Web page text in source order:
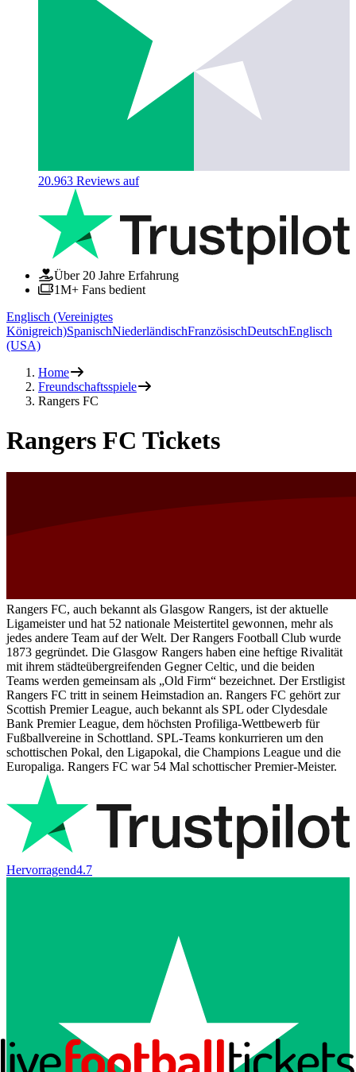
20.963 Reviews auf
Über 20 Jahre Erfahrung
1M+ Fans bedient
Englisch (Vereinigtes
Königreich)SpanischNiederländischFranzösischDeutschEnglisch
(USA)
Home
Freundschaftsspiele
Rangers FC
Rangers FC Tickets
Rangers FC, auch bekannt als Glasgow Rangers, ist der aktuelle
Ligameister und hat 52 nationale Meistertitel gewonnen, mehr als
jedes andere Team auf der Welt. Der Rangers Football Club wurde
1873 gegründet. Die Glasgow Rangers haben eine heftige Rivalität
mit ihrem städteübergreifenden Gegner Celtic, und die beiden
Teams werden gemeinsam als „Old Firm“ bezeichnet. Der Erstligist
Rangers FC tritt in seinem Heimstadion an. Rangers FC gehört zur
Scottish Premier League, auch bekannt als SPL oder Clydesdale
Bank Premier League, dem höchsten Profiliga-Wettbewerb für
Fußballvereine in Schottland. SPL-Teams konkurrieren um den
schottischen Pokal, den Ligapokal, die Champions League und die
Europaliga. Rangers FC war 54 Mal schottischer Premier-Meister.
Hervorragend4.7